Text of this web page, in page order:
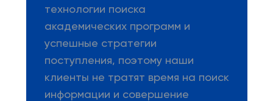
технологии поиска
академических программ и
успешные стратегии
поступления, поэтому наши
клиенты не тратят время на поиск
информации и совершение